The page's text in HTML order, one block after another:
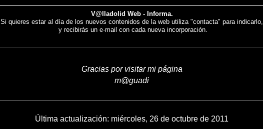
V@lladolid Web - Informa.
Si quieres estar al día de los nuevos contenidos de la web utiliza "contacta" para indicarlo,
y recibirás un e-mail con cada nueva incorporación.
Gracias por visitar mi página
m@guadi
Última actualización: miércoles, 26 de octubre de 2011